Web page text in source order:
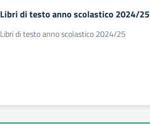
Libri di testo anno scolastico 2024/25
Libri di testo anno scolastico 2024/25